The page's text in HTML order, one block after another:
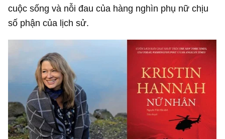
cuộc sống và nỗi đau của hàng nghìn phụ nữ chịu
số phận của lịch sử.